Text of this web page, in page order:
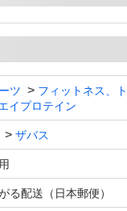
プロテイン100 グレ
ス
プ：粉末
%
ツ フィットネス、
イプロテイン
ザバス
る配送（日本郵便）